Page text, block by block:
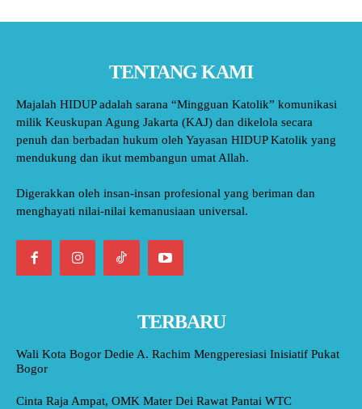
TENTANG KAMI
Majalah HIDUP adalah sarana “Mingguan Katolik” komunikasi
milik Keuskupan Agung Jakarta (KAJ) dan dikelola secara
penuh dan berbadan hukum oleh Yayasan HIDUP Katolik yang
mendukung dan ikut membangun umat Allah.
Digerakkan oleh insan-insan profesional yang beriman dan
menghayati nilai-nilai kemanusiaan universal.
TERBARU
Wali Kota Bogor Dedie A. Rachim Mengperesiasi Inisiatif Pukat
Bogor
Cinta Raja Ampat, OMK Mater Dei Rawat Pantai WTC